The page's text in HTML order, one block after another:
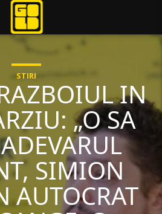
STIRI
IN
„O SA
SIMION
AUTOCRAT